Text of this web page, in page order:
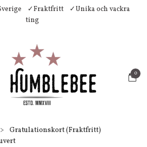
✓Fraktfritt
✓Unika och vackra
ting
0
Gratulationskort (Fraktfritt)